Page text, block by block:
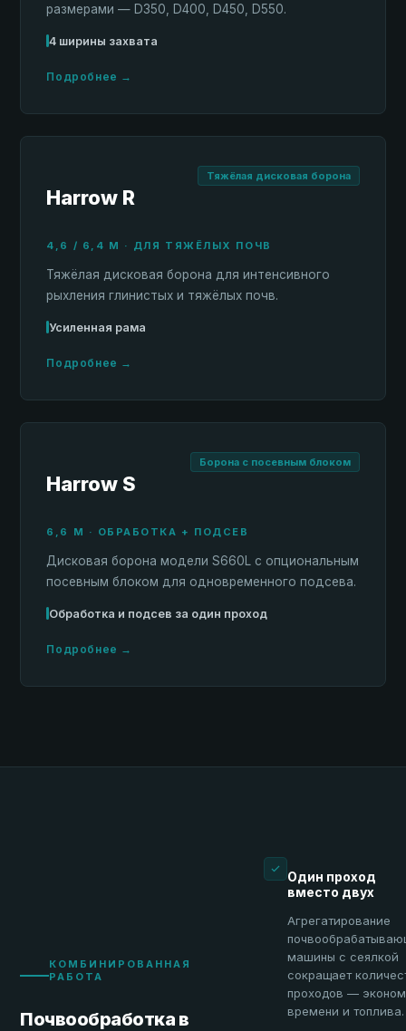
размерами — D350, D400, D450, D550.
4 ширины захвата
Подробнее →
Harrow R
Тяжёлая дисковая борона
4,6 / 6,4 М · ДЛЯ ТЯЖЁЛЫХ ПОЧВ
Тяжёлая дисковая борона для интенсивного
рыхления глинистых и тяжёлых почв.
Усиленная рама
Подробнее →
Harrow S
Борона с посевным блоком
6,6 М · ОБРАБОТКА + ПОДСЕВ
Дисковая борона модели S660L с опциональным
посевным блоком для одновременного подсева.
Обработка и подсев за один проход
Подробнее →
КОМБИНИРОВАННАЯ
РАБОТА
Почвообработка в
Один проход
вместо двух
Агрегатирование
машины с сеялкой
сокращает
проходов —
времени и топлива.